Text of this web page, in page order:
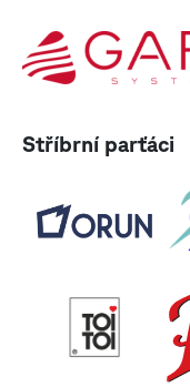
Stříbrní parťáci